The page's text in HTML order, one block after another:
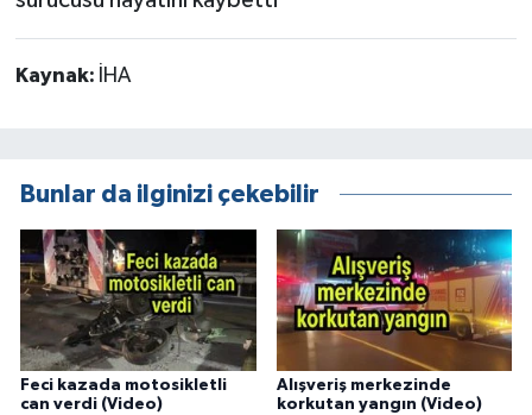
Kaynak: İHA
Bunlar da ilginizi çekebilir
Feci kazada motosikletli
can verdi (Video)
Alışveriş merkezinde
korkutan yangın (Video)